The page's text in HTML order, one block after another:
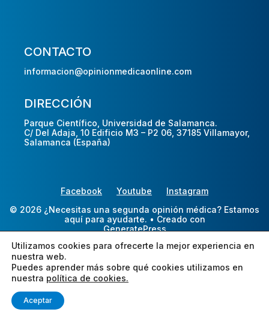
CONTACTO
informacion@opinionmedicaonline.com
DIRECCIÓN
Parque Científico, Universidad de Salamanca.
C/ Del Adaja, 10 Edificio M3 – P2 06, 37185 Villamayor,
Salamanca (España)
Facebook Youtube
Instagram
© 2026 ¿Necesitas una segunda opinión médica? Estamos
aquí para ayudarte. • Creado con
GeneratePress
Utilizamos cookies para ofrecerte la mejor experiencia en
nuestra web.
Puedes aprender más sobre qué cookies utilizamos en
nuestra política de cookies.
Aceptar